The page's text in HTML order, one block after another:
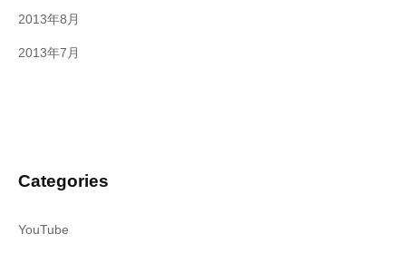
2013年8月
2013年7月
Categories
YouTube